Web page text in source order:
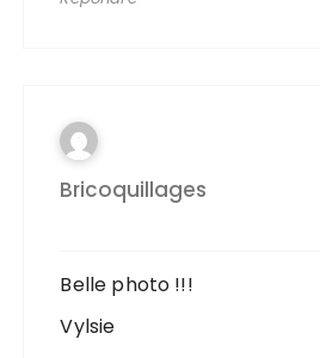
Bricoquillages
Belle photo !!!
Vylsie